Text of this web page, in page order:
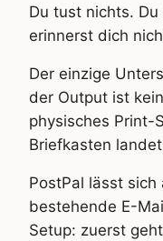
Du tust nichts.
erinnerst dich
Der einzige
der Output ist
physisches Print-
Briefkasten
PostPal lässt
bestehende E-
Setup: zuerst